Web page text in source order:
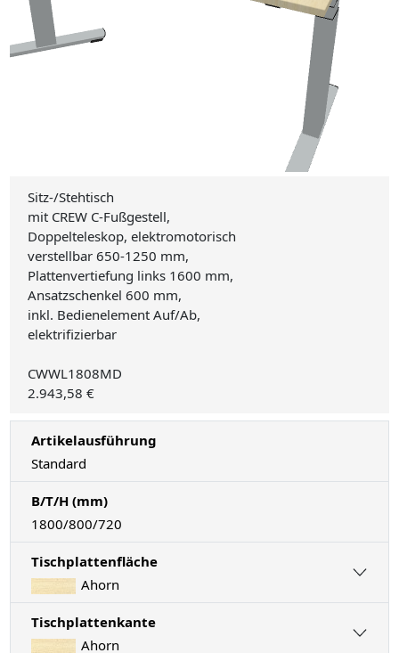
Sitz-/Stehtisch
mit CREW C-Fußgestell,
Doppelteleskop, elektromotorisch
verstellbar 650-1250 mm,
Plattenvertiefung links 1600 mm,
Ansatzschenkel 600 mm,
inkl. Bedienelement Auf/Ab,
elektrifizierbar
CWWL1808MD
2.943,58 €
Artikelausführung
Standard
B/T/H (mm)
1800/800/720
Tischplattenfläche
Ahorn
Tischplattenkante
Ahorn